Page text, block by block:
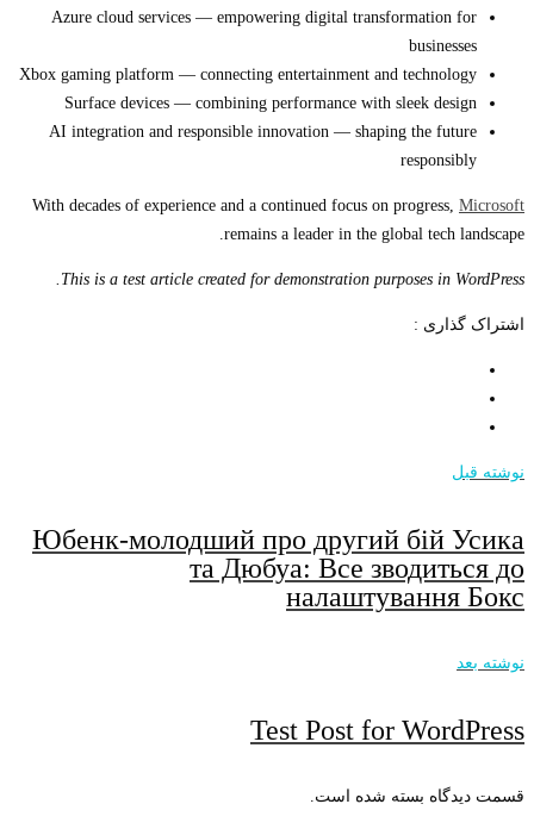
Azure cloud services — empowering digital transformation for
businesses
Xbox gaming platform — connecting entertainment and technology
Surface devices — combining performance with sleek design
AI integration and responsible innovation — shaping the future
responsibly
With decades of experience and a continued focus on progress, Microsoft
remains a leader in the global tech landscape.
This is a test article created for demonstration purposes in WordPress.
اشتراک گذاری :
نوشته قبل
Юбенк-молодший про другий бій Усика
та Дюбуа: Все зводиться до
налаштування Бокс
نوشته بعد
Test Post for WordPress
قسمت دیدگاه بسته شده است.